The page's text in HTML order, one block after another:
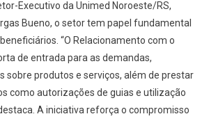
Executivo da Unimed Noroeste/RS,
Bueno, o setor tem papel fundamental
“O Relacionamento com o
de entrada para as demandas,
sobre produtos e serviços, além de prestar
como autorizações de guias e utilização
A iniciativa reforça o compromisso